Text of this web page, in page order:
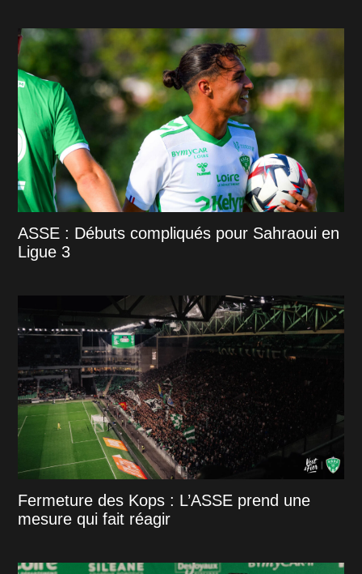
ASSE : Débuts compliqués pour Sahraoui en
Ligue 3
Fermeture des Kops : L’ASSE prend une
mesure qui fait réagir